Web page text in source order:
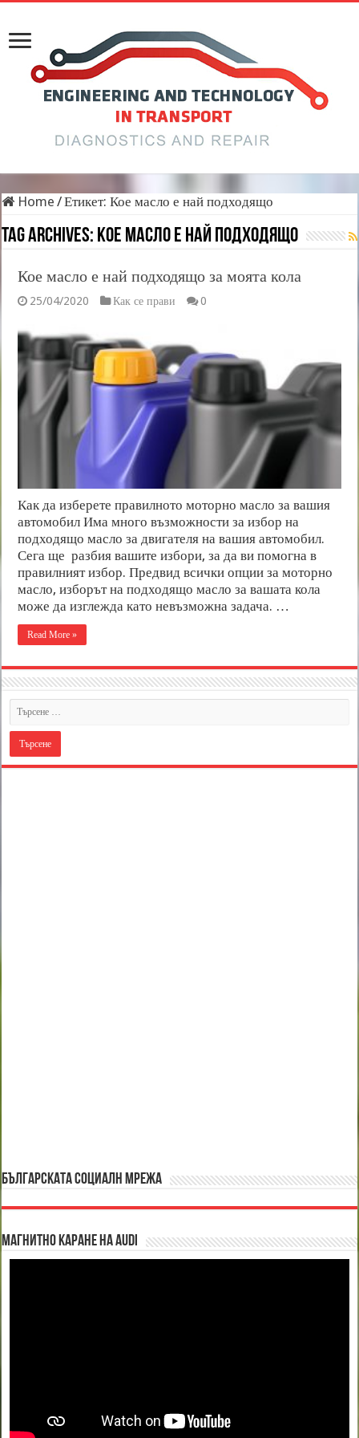
Home /Етикет:Кое масло е най подходящо
Tag Archives: Кое масло е най подходящо
Кое масло е най подходящо за моята кола
25/04/2020 Как се прави 0
Как да изберете правилното моторно масло за вашия
автомобил Има много възможности за избор на
подходящо масло за двигателя на вашия автомобил.
Сега ще разбия вашите избори, за да ви помогна в
правилният избор. Предвид всички опции за моторно
масло, изборът на подходящо масло за вашата кола
може да изглежда като невъзможна задача. …
Read More »
БЪЛГАРСКАТА СОЦИАЛН МРЕЖА
Магнитно каране на Audi